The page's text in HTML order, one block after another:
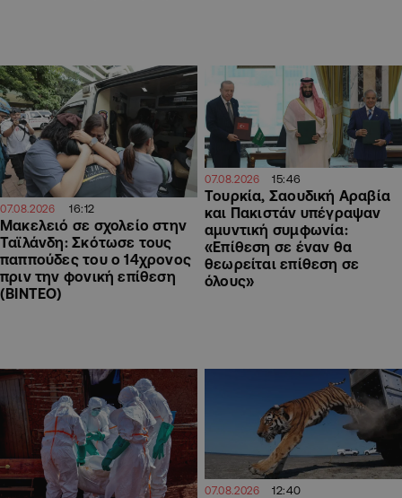
07.08.2026 16:12
Μακελειό σε σχολείο στην
Ταϊλάνδη: Σκότωσε τους
παππούδες του ο 14χρονος
πριν την φονική επίθεση
(ΒΙΝΤΕΟ)
07.08.2026 15:46
Τουρκία, Σαουδική Αραβία
και Πακιστάν υπέγραψαν
αμυντική συμφωνία:
«Επίθεση σε έναν θα
θεωρείται επίθεση σε
όλους»
07.08.2026 12:40